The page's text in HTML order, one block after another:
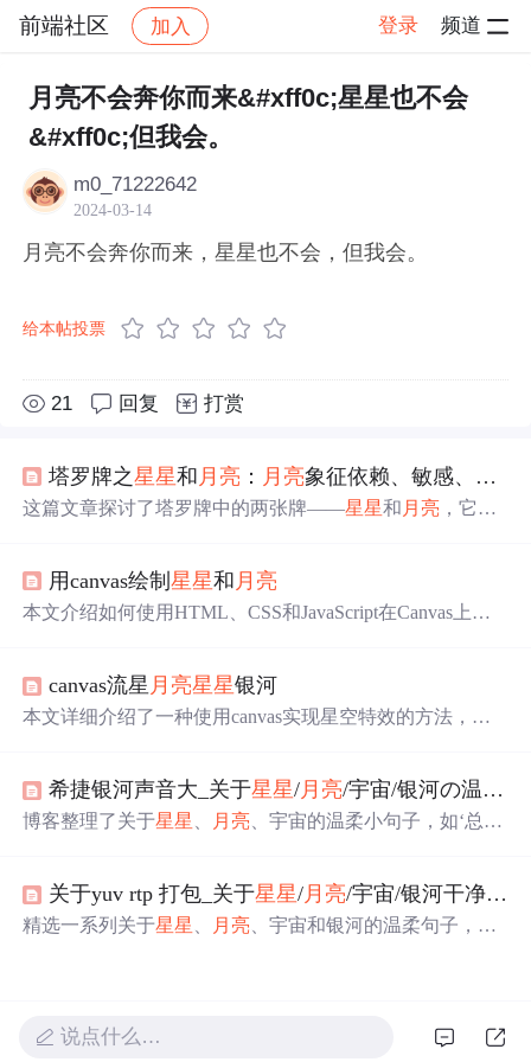
前端社区 加入 登录 频道
社区 前端社区 感慨 帖子详情
月亮不会奔你而来&#xff0c;星星也不会
&#xff0c;但我会。
m0_71222642
2024-03-14
月亮不会奔你而来，星星也不会，但我会。
给本帖投票
21 回复 打赏
塔罗牌之星星和 月亮 ： 月亮象征依赖、敏感、保守秘密
这篇文章探讨了塔罗牌中的两张牌——星星和 月亮 ，它们
含义，以及它们在事业和感情方面的指导意义。
用canvas绘制星星和 月亮
本文介绍如何使用HTML、CSS和JavaScript在Canvas上绘
canvas流星 月亮星星银河
本文详细介绍了一种使用canvas实现星空特效的方法，包
出逼真的夜空景象。
希捷银河声音大_关于星星/月亮/宇宙/银河の温柔小句子
博客整理了关于星星 月亮 、宇宙的温柔小句子，如‘总有
关于yuv rtp 打包_关于星星/月亮/宇宙/银河干净句子
精选一系列关于星星 、 月亮、宇宙和银河的温柔句子，每
说点什么…